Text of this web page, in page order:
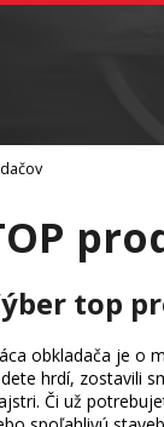
top
obkladača je o
hrdí, zostavili
Či už